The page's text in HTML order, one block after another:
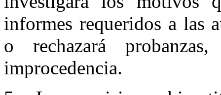
informes requeridos a las
o rechazará
improcedencia.